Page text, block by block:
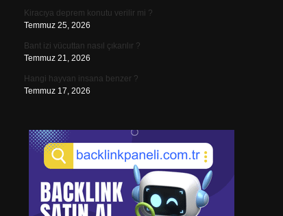
Kiracıya deprem konutu verilir mi ?
Temmuz 25, 2026
Bant izi vücuttan nasıl çıkarılır ?
Temmuz 21, 2026
Hangi hayvan insana benzer ?
Temmuz 17, 2026